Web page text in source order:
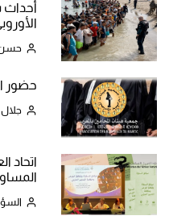
أحداث
حسن
حضور
جلال
اتحاد